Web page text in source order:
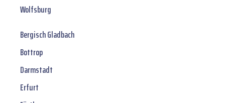
Wolfsburg
Bergisch Gladbach
Bottrop
Darmstadt
Erfurt